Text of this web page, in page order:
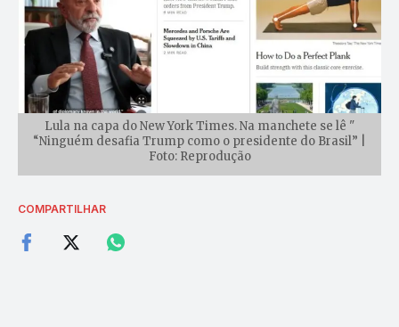
Lula na capa do New York Times. Na manchete se lê "
“Ninguém desafia Trump como o presidente do Brasil” |
Foto: Reprodução
COMPARTILHAR